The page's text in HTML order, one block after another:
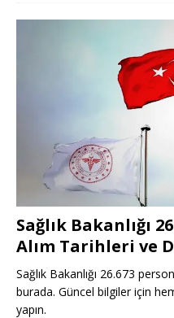
Sağlık Bakanlığı
Alım Tarihleri ve
Sağlık Bakanlığı 26.673
burada. Güncel bilgiler için
yapın.